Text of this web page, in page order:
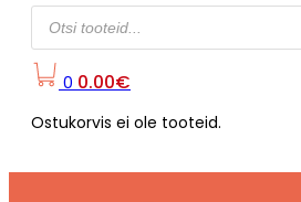
Products
search
0 0.00€
Ostukorvis ei ole tooteid.